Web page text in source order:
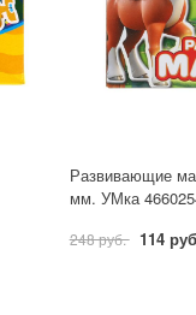
Развивающие
мм. УМка
248 руб. 114